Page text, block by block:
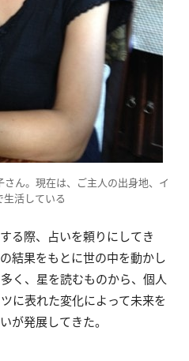
ん。現在は、ご主人の出身地、イ
活している
る際、占いを頼りにしてき
結果をもとに世の中を動かし
く、星を読むものから、個人
に表れた変化によって未来を
が発展してきた。